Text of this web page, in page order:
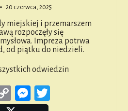
20 czerwca, 2025
miejskiej i przemarszem
rozpoczęły się
Impreza potrwa
od piątku do niedzieli.
odwiedzin
CopyMessenger